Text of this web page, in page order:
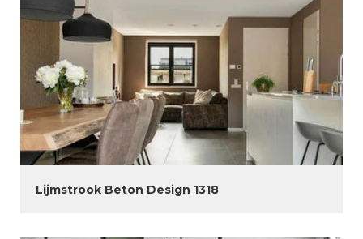
Lijmstrook Beton Design 1318